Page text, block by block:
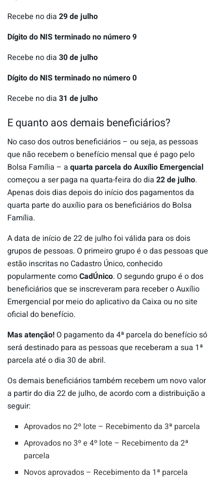
Recebe no dia 29 de julho
Dígito do NIS terminado no número 9
Recebe no dia 30 de julho
Dígito do NIS terminado no número 0
Recebe no dia 31 de julho
E quanto aos demais beneficiários?
No caso dos outros beneficiários – ou seja, as pessoas
que não recebem o benefício mensal que é pago pelo
Bolsa Família – a quarta parcela do Auxílio Emergencial
começou a ser paga na quarta-feira do dia 22 de julho.
Apenas dois dias depois do início dos pagamentos da
quarta parte do auxílio para os beneficiários do Bolsa
Família.
A data de início de 22 de julho foi válida para os dois
grupos de pessoas. O primeiro grupo é o das pessoas que
estão inscritas no Cadastro Único, conhecido
popularmente comoCadÚnico. O segundo grupo é o dos
beneficiários que se inscreveram para receber o Auxílio
Emergencial por meio do aplicativo da Caixa ou no site
oficial do benefício.
Mas atenção! O pagamento da 4ª parcela do benefício só
será destinado para as pessoas que receberam a sua 1ª
parcela até o dia 30 de abril.
Os demais beneficiários também recebem um novo valor
a partir do dia 22 de julho, de acordo com a distribuição a
seguir:
Aprovados no 2º lote – Recebimento da 3ª parcela
Aprovados no 3º e 4º lote – Recebimento da 2ª
parcela
Novos aprovados – Recebimento da 1ª parcela